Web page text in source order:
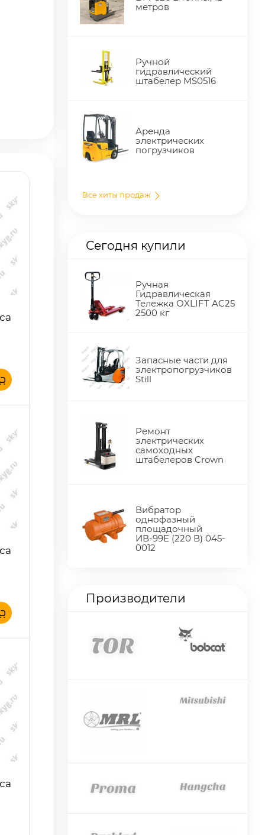
метров
Ручной
гидравлический
штабелер MS0516
Аренда
электрических
погрузчиков
Все хиты продаж
Сегодня купили
Ручная
Гидравлическая
Тележка OXLIFT AC25
2500 кг
Запасные части для
электропогрузчиков
Still
Ремонт
электрических
самоходных
штабелеров Crown
Вибратор
однофазный
площадочный
ИВ-99Е (220 В) 045-
0012
Производители